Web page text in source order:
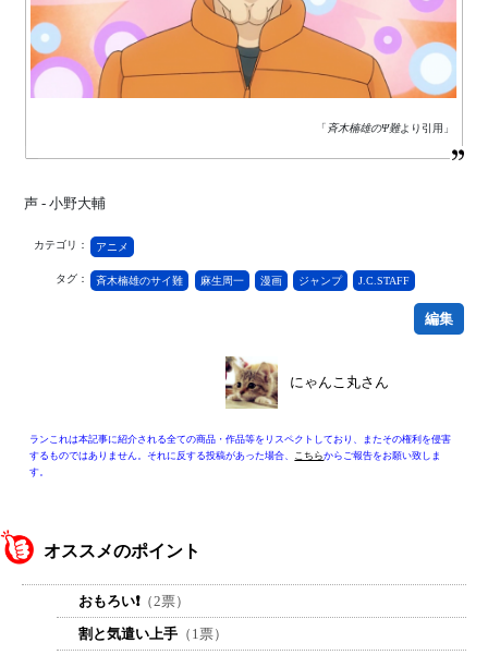
「 斉木楠雄のΨ難より引用」
声 - 小野大輔
カテゴリ： アニメ
タグ： 斉木楠雄のサイ難 麻生周一 漫画 ジャンプ J.C.STAFF
編集
にゃんこ丸さん
ランこれは本記事に紹介される全ての商品・作品等をリスペクトしており、またその権利を侵害
するものではありません。それに反する投稿があった場合、
こちらからご報告をお願い致しま
す。
オススメのポイント
おもろい❗（2票）
割と気遣い上手 （1票）